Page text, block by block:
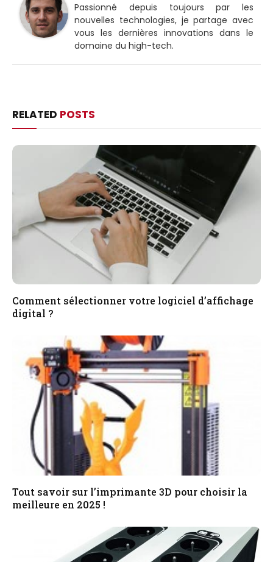
Passionné depuis toujours par les
nouvelles technologies, je partage avec
vous les dernières innovations dans le
domaine du high-tech.
RELATED POSTS
Comment sélectionner votre logiciel d’affichage
digital ?
Tout savoir sur l’imprimante 3D pour choisir la
meilleure en 2025 !